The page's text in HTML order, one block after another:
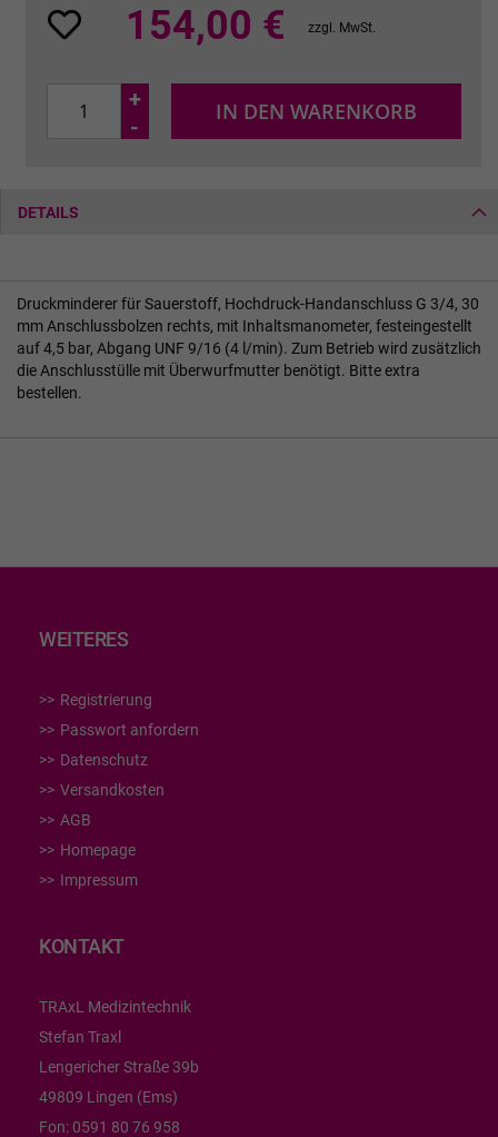
154,00 € zzgl. MwSt.
+
-
IN DEN WARENKORB
DETAILS
Druckminderer für Sauerstoff, Hochdruck-Handanschluss G 3/4, 30
mm Anschlussbolzen rechts, mit Inhaltsmanometer, festeingestellt
auf 4,5 bar, Abgang UNF 9/16 (4 l/min). Zum Betrieb wird zusätzlich
die Anschlusstülle mit Überwurfmutter benötigt. Bitte extra
bestellen.
WEITERES
Registrierung
Passwort anfordern
Datenschutz
Versandkosten
AGB
Homepage
Impressum
KONTAKT
TRAxL Medizintechnik
Stefan Traxl
Lengericher Straße 39b
49809 Lingen (Ems)
Fon: 0591 80 76 958